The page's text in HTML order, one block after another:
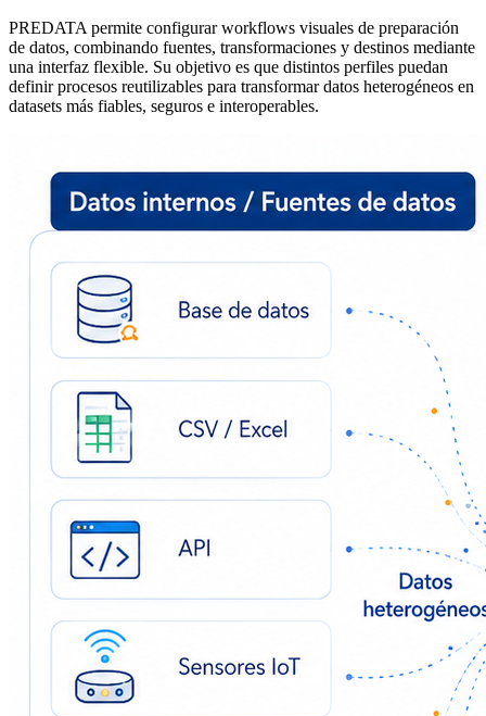
PREDATA permite configurar workflows visuales de preparación
de datos, combinando fuentes, transformaciones y destinos mediante
una interfaz flexible. Su objetivo es que distintos perfiles puedan
definir procesos reutilizables para transformar datos heterogéneos en
datasets más fiables, seguros e interoperables.